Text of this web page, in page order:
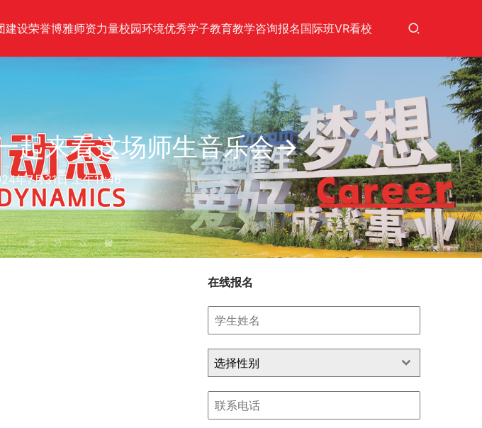
建设荣誉博雅师资力量校园环境优秀学子教育教学咨询报名国际班VR看校
起来看这场师生音乐会→
年7月31日 上午11:46
在线报名
选择性别